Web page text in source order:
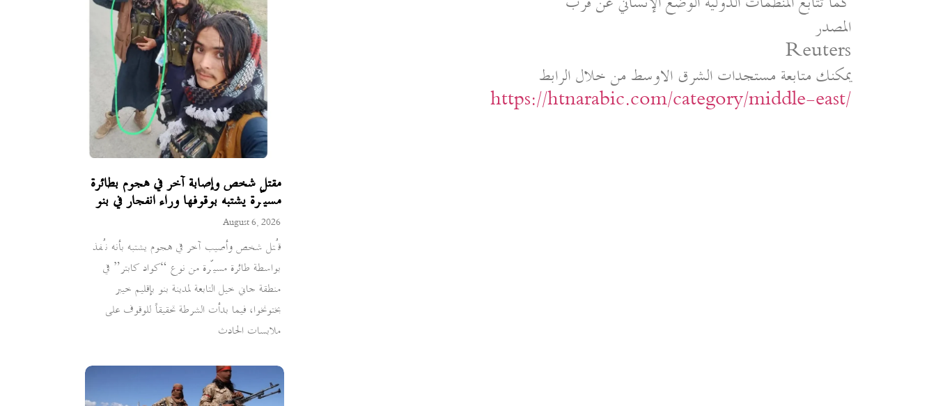
مقتل شخص وإصابة آخر في هجوم بطائرة
مسيّرة يشتبه بوقوفها وراء انفجار في بنو
August 6, 2026
قُتل شخص وأصيب آخر في هجوم يشتبه بأنه نُفذ
بواسطة طائرة مسيّرة من نوع “كواد كابتر” في
منطقة جاني خيل التابعة لمدينة بنو بإقليم خيبر
بختونخوا، فيما بدأت الشرطة تحقيقاً للوقوف على
ملابسات الحادث
المصدر
Reuters
يمكنك متابعة مستجدات الشرق الاوسط من خلال الرابط
https://htnarabic.com/category/middle-east/